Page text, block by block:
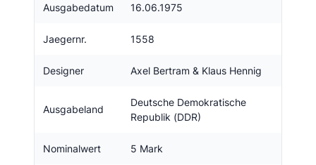
Ausgabedatum 16.06.1975
Jaegernr. 1558
Designer Axel Bertram & Klaus Hennig
Ausgabeland
Deutsche Demokratische
Republik (DDR)
Nominalwert 5 Mark